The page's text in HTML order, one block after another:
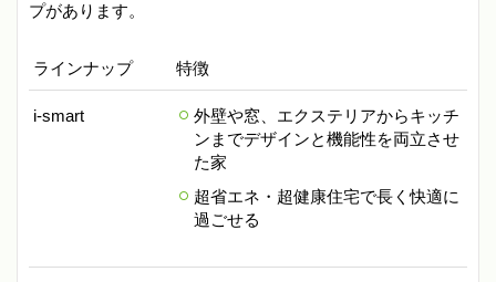
プがあります。
ラインナップ 特徴
i-smart
外壁や窓、エクステリアからキッチ
ンまでデザインと機能性を両立させ
た家
超省エネ・超健康住宅で長く快適に
過ごせる